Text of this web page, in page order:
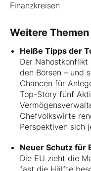
Finanzkreisen
Weitere
Heiße Tipps der
Der
den Börsen – und
Chancen für
Top-Story fünf
Chefvolkswirte
Perspektiven sich
Neuer Schutz für
Die EU zieht die
fast die Hälfte